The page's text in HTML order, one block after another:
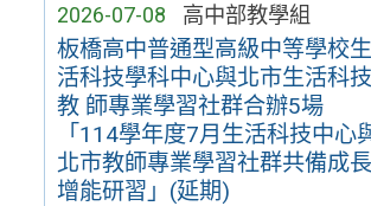
2026-07-08 高中部教學組
板橋高中普通型高級中等學校生
活科技學科中心與北市生活科技
教 師專業學習社群合辦5場
「114學年度7月生活科技中心
北市教師專業學習社群共備成長
增能研習」(延期)